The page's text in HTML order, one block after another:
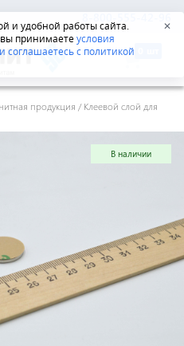
и удобной работы сайта.
принимаетеусловия
соглашаетесь с политикой
✕
8-800-555-42-96
продукция /Клеевой слой для
В наличии